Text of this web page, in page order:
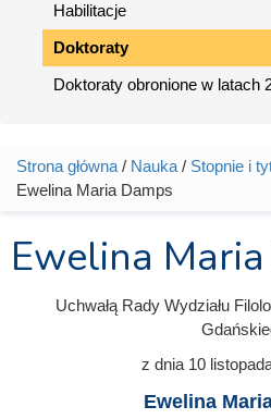
Habilitacje
Doktoraty
Doktoraty obronione w latach
Jesteś tutaj
Strona główna / Nauka / Stopnie i
Ewelina Maria Damps
Ewelina
Uchwałą Rady Wydziału
z dnia 10
Ewelina